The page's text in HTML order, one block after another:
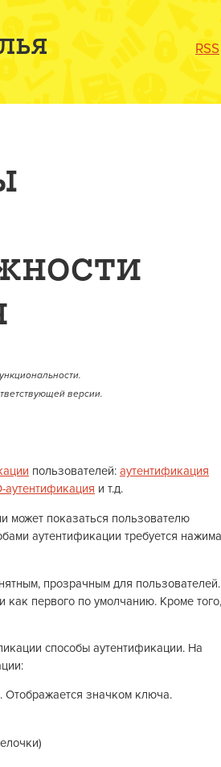
RSS
версии.
пользователей: аутентификация
аутентификация и т.д.
может показаться пользователю
аутентификации требуется
прозрачным для пользователей.
как первого по умолчанию. Кроме того,
способы аутентификации. На
Отображается значком ключа.